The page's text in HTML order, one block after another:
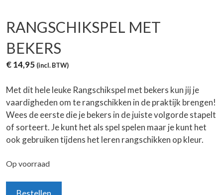
RANGSCHIKSPEL MET
BEKERS
€14,95 (incl. BTW)
Met dit hele leuke Rangschikspel met bekers kun jij je
vaardigheden om te rangschikken in de praktijk brengen!
Wees de eerste die je bekers in de juiste volgorde stapelt
of sorteert. Je kunt het als spel spelen maar je kunt het
ook gebruiken tijdens het leren rangschikken op kleur.
Op voorraad